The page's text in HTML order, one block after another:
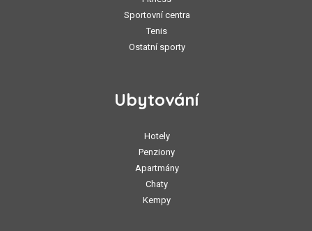
Sportovní centra
Tenis
Ostatní sporty
Ubytování
Hotely
Penziony
Apartmány
Chaty
Kempy